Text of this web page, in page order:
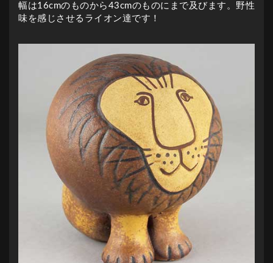
幅は16cmのものから43cmのものにまで及びます。野性
味を感じさせるライオン達です！